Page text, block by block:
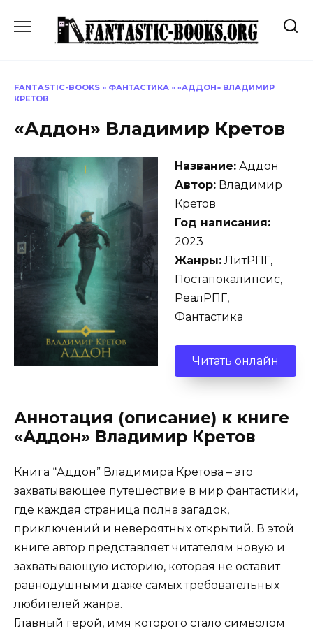
содержанию
FANTASTIC-BOOKS » ФАНТАСТИКА » «АДДОН» ВЛАДИМИР
КРЕТОВ
«Аддон» Владимир Кретов
Название: Аддон
Автор: Владимир
Кретов
Год написания:
2023
Жанры: ЛитРПГ,
Постапокалипсис,
РеалРПГ,
Фантастика
Читать онлайн
Аннотация (описание) к книге
«Аддон» Владимир Кретов
Книга “Аддон” Владимира Кретова – это
захватывающее путешествие в мир фантастики,
где каждая страница полна загадок,
приключений и невероятных открытий. В этой
книге автор представляет читателям новую и
захватывающую историю, которая не оставит
равнодушными даже самых требовательных
любителей жанра.
Главный герой, имя которого стало символом